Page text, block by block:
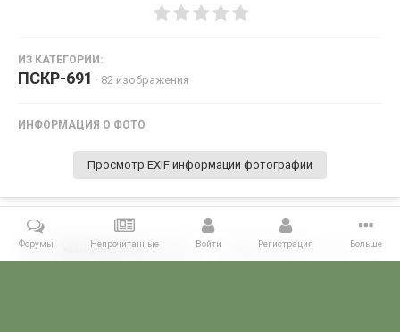
ИЗ КАТЕГОРИИ:
ПСКР-691 · 82 изображения
ИНФОРМАЦИЯ О ФОТО
Просмотр EXIF информации фотографии
Поделиться Подписчики 0
Форумы Непрочитанные Войти Регистрация Больше